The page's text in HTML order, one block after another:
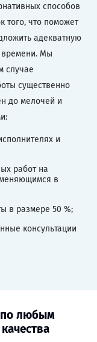
способов
того, что поможет
адекватную
времени. Мы
случае
существенно
до мелочей и
и
работ на
в
в размере 50 %;
консультации
по любым